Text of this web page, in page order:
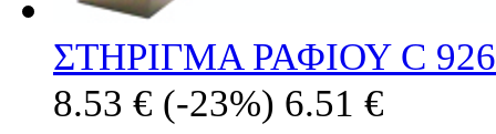
ΣΤΗΡΙΓΜΑ ΡΑΦΙΟΥ C 926
8.53 € (-23%) 6.51 €